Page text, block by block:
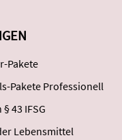
Pakete
Pakete Professionell
43 IFSG
Lebensmittel